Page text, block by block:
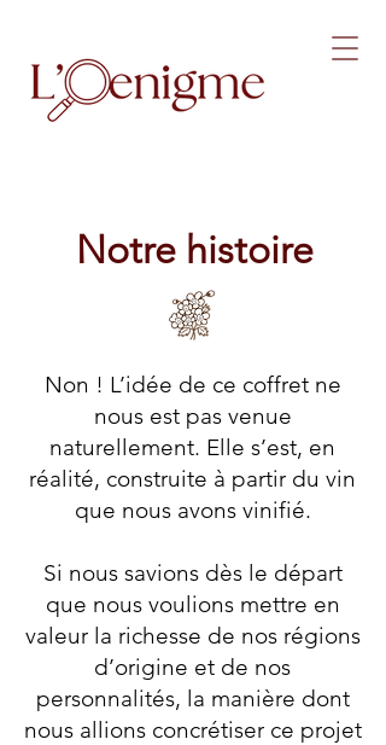
Notre histoire
Non ! L’idée de ce coffret ne
nous est pas venue
naturellement. Elle s’est, en
réalité, construite à partir du vin
que nous avons vinifié.
Si nous savions dès le départ
que nous voulions mettre en
valeur la richesse de nos régions
d’origine et de nos
personnalités, la manière dont
nous allions concrétiser ce projet